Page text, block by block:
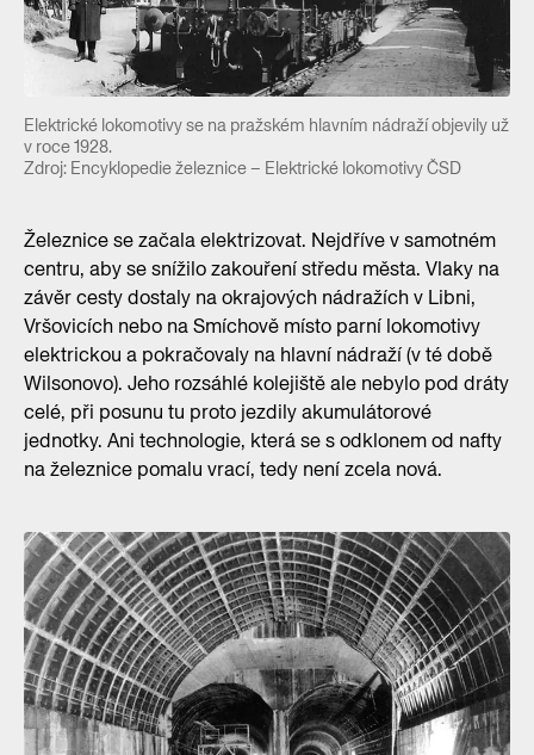
Elektrické lokomotivy se na pražském hlavním nádraží objevily už
v roce 1928.
Zdroj: Encyklopedie železnice – Elektrické lokomotivy ČSD
Železnice se začala elektrizovat. Nejdříve v samotném
centru, aby se snížilo zakouření středu města. Vlaky na
závěr cesty dostaly na okrajových nádražích v Libni,
Vršovicích nebo na Smíchově místo parní lokomotivy
elektrickou a pokračovaly na hlavní nádraží (v té době
Wilsonovo). Jeho rozsáhlé kolejiště ale nebylo pod dráty
celé, při posunu tu proto jezdily akumulátorové
jednotky. Ani technologie, která se s odklonem od nafty
na železnice pomalu vrací, tedy není zcela nová.